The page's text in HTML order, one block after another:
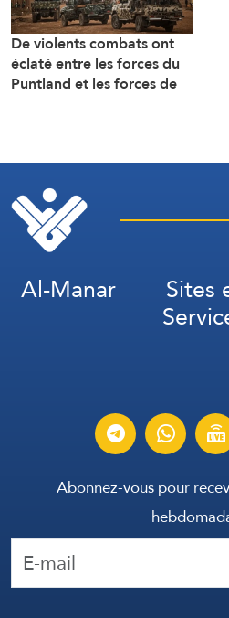
De violents combats ont
éclaté entre les forces du
Puntland et les forces de
Al-Manar Sites
Abonnez-vous pour